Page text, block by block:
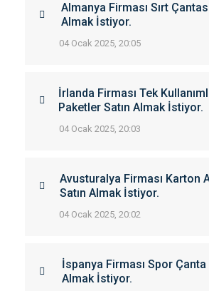
Almanya Firması Sırt
Almak İstiyor.
04 Ocak 2025, 20:05
İrlanda Firması Tek
Paketler Satın Almak İstiyor.
04 Ocak 2025, 20:03
Avusturalya Firması Karton
Satın Almak İstiyor.
04 Ocak 2025, 20:02
İspanya Firması Spor Çanta
Almak İstiyor.